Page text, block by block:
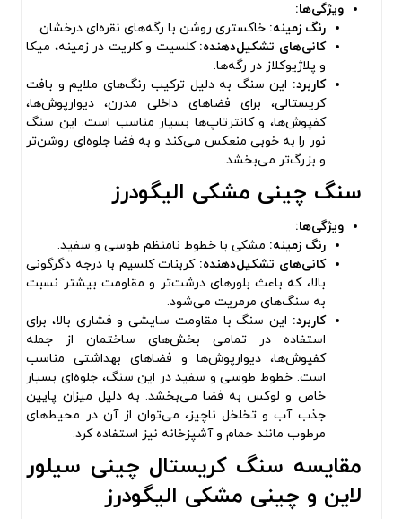
ویژگی‌ها:
رنگ زمینه: خاکستری روشن با رگه‌های نقره‌ای درخشان.
کانی‌های تشکیل‌دهنده: کلسیت و کلریت در زمینه، میکا
و پلاژیوکلاز در رگه‌ها.
کاربرد: این سنگ به دلیل ترکیب رنگ‌های ملایم و بافت
کریستالی، برای فضاهای داخلی مدرن، دیوارپوش‌ها،
کفپوش‌ها، و کانترتاپ‌ها بسیار مناسب است. این سنگ
نور را به خوبی منعکس می‌کند و به فضا جلوه‌ای روشن‌تر
و بزرگ‌تر می‌بخشد.
سنگ چینی مشکی الیگودرز
ویژگی‌ها:
رنگ زمینه: مشکی با خطوط نامنظم طوسی و سفید.
کانی‌های تشکیل‌دهنده: کربنات کلسیم با درجه دگرگونی
بالا، که باعث بلورهای درشت‌تر و مقاومت بیشتر نسبت
به سنگ‌های مرمریت می‌شود.
کاربرد: این سنگ با مقاومت سایشی و فشاری بالا، برای
استفاده در تمامی بخش‌های ساختمان از جمله
کفپوش‌ها، دیوارپوش‌ها و فضاهای بهداشتی مناسب
است. خطوط طوسی و سفید در این سنگ، جلوه‌ای بسیار
خاص و لوکس به فضا می‌بخشد. به دلیل میزان پایین
جذب آب و تخلخل ناچیز، می‌توان از آن در محیط‌های
مرطوب مانند حمام و آشپزخانه نیز استفاده کرد.
مقایسه سنگ کریستال چینی سیلور
لاین و چینی مشکی الیگودرز